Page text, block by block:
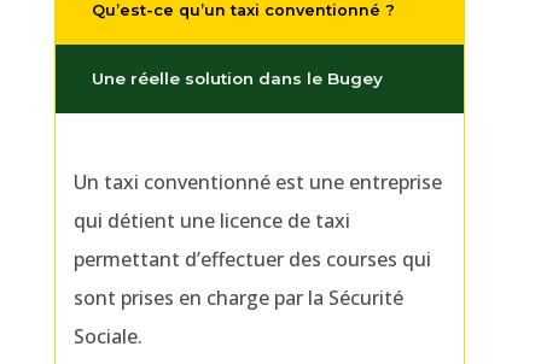
Qu’est-ce qu’un taxi conventionné ?
Une réelle solution dans le Bugey
Un taxi conventionné est une entreprise
qui détient une licence de taxi
permettant d’effectuer des courses qui
sont prises en charge par la Sécurité
Sociale.